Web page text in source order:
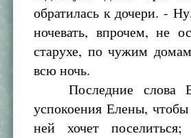
обратилась к дочери. -
ночевать, впрочем, не
старухе, по чужим
всю ночь.
Последние слова
успокоения Елены,
ней хочет